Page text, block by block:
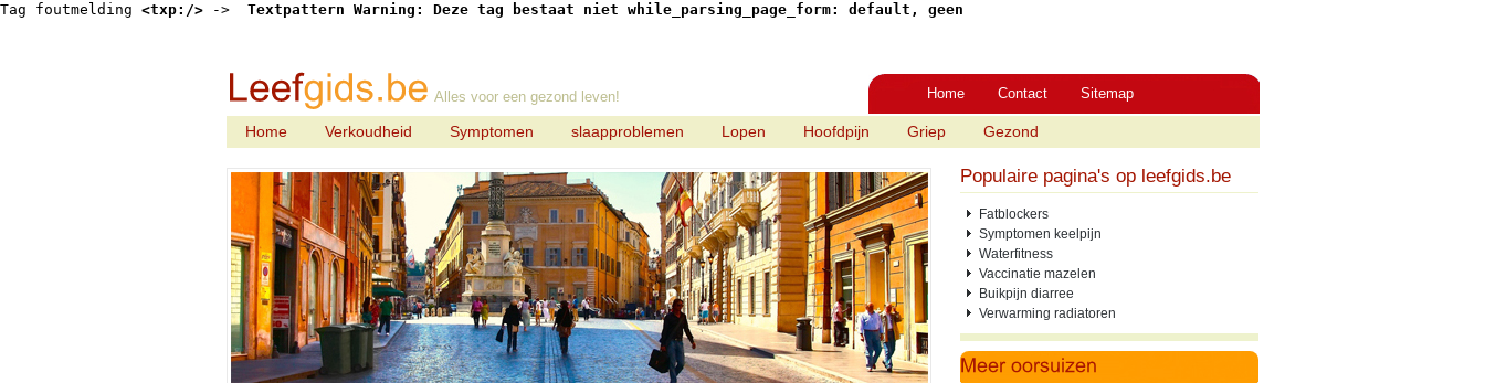
Tag foutmelding <txp:/> -> Textpattern Warning: Deze tag bestaat niet while_parsing_page_form: default, geen
Alles voor een gezond leven! Home Contact Sitemap
Home Verkoudheid Symptomen slaapproblemen Lopen Hoofdpijn Griep Gezond
Populaire pagina's op leefgids.be
Fatblockers
Symptomen keelpijn
Waterfitness
Vaccinatie mazelen
Buikpijn diarree
Verwarming radiatoren